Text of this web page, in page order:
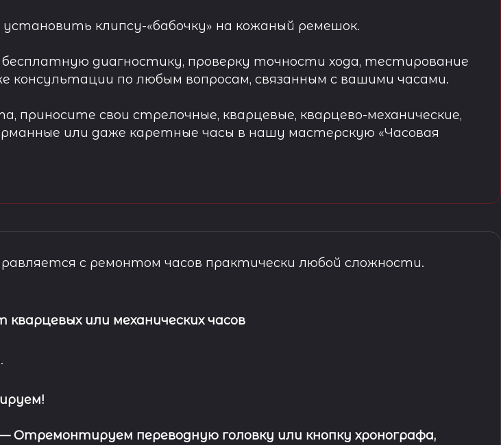
клипсу-«бабочку» на кожаный ремешок.
диагностику, проверку точности хода, тестирование
консультации по любым вопросам, связанным с вашими часами.
приносите свои стрелочные, кварцевые, кварцево-механические,
или даже каретные часы в нашу мастерскую «Часовая
с ремонтом часов практически любой сложности.
или механических часов
Отремонтируем переводную головку или кнопку хронографа,